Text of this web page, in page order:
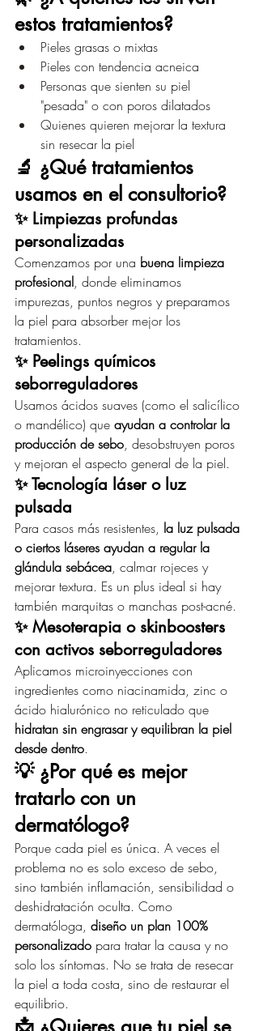
estos tratamientos?
Pieles grasas o mixtas
Pieles con tendencia acneica
Personas que sienten su piel
"pesada" o con poros dilatados
Quienes quieren mejorar la textura
sin resecar la piel
🔬 ¿Qué tratamientos
usamos en el consultorio?
✨ Limpiezas profundas
personalizadas
Comenzamos por una buena limpieza
profesional, donde eliminamos
impurezas, puntos negros y preparamos
la piel para absorber mejor los
tratamientos.
✨ Peelings químicos
seborreguladores
Usamos ácidos suaves (como el salicílico
o mandélico) que ayudan a controlar la
producción de sebo, desobstruyen poros
y mejoran el aspecto general de la piel.
✨ Tecnología láser o luz
pulsada
Para casos más resistentes, la luz pulsada
o ciertos láseres ayudan a regular la
glándula sebácea, calmar rojeces y
mejorar textura. Es un plus ideal si hay
también marquitas o manchas post-acné.
✨ Mesoterapia o skinboosters
con activos seborreguladores
Aplicamos microinyecciones con
ingredientes como niacinamida, zinc o
ácido hialurónico no reticulado que
hidratan sin engrasar y equilibran la piel
desde dentro.
💡 ¿Por qué es mejor
tratarlo con un
dermatólogo?
Porque cada piel es única. A veces el
problema no es solo exceso de sebo,
sino también inflamación, sensibilidad o
deshidratación oculta. Como
dermatóloga, diseño un plan 100%
personalizado para tratar la causa y no
solo los síntomas. No se trata de resecar
la piel a toda costa, sino de restaurar el
equilibrio.